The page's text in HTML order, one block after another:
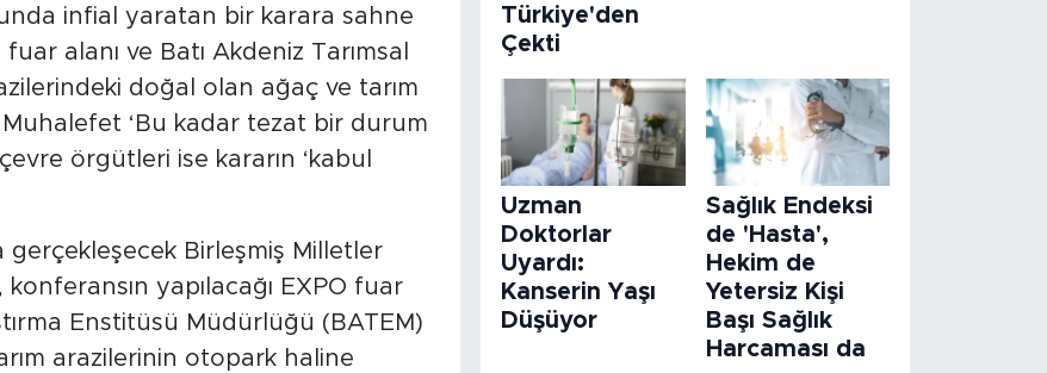
infial yaratan bir karara sahne
alanı ve Batı Akdeniz Tarımsal
doğal olan ağaç ve tarım
‘Bu kadar tezat bir durum
örgütleri ise kararın ‘kabul
gerçekleşecek Birleşmiş Milletler
konferansın yapılacağı EXPO fuar
Enstitüsü Müdürlüğü (BATEM)
arazilerinin otopark haline
Türkiye'den
Çekti
Uzman
Doktorlar
Uyardı:
Kanserin Yaşı
Düşüyor
Sağlık Endeksi
de 'Hasta',
Hekim de
Yetersiz Kişi
Başı Sağlık
Harcaması da